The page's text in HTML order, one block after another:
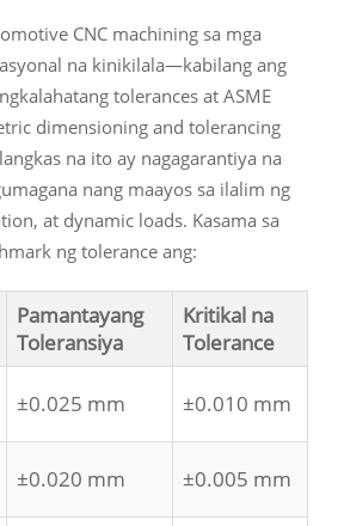
CNC machining sa mga
na kinikilala—kabilang ang
tolerances at ASME
dimensioning and tolerancing
na ito ay nagagarantiya na
nang maayos sa ilalim ng
at dynamic loads. Kasama sa
ng tolerance ang:
Pamantayang
Toleransiya
Kritikal na
Tolerance
±0.025 mm ±0.010 mm
±0.020 mm ±0.005 mm